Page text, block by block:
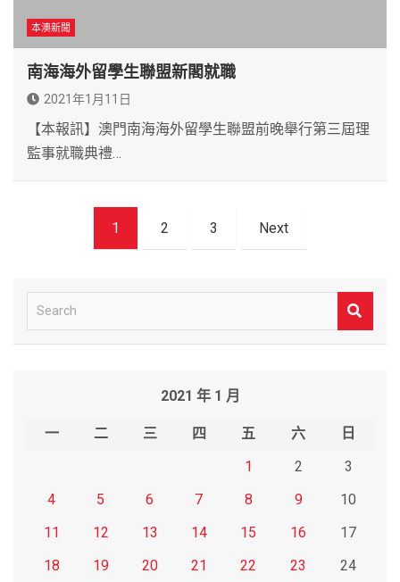
本澳新聞
南海海外留學生聯盟新閣就職
2021年1月11日
【本報訊】澳門南海海外留學生聯盟前晚舉行第三屆理
監事就職典禮…
1 2 3 Next
e
2021 年 1 月
一 二 三 四 五 六
日
1
2
3
4
5 6 7 8 9
10
11
12 13 14 15 16
17
18
19 20 21 22 23
24